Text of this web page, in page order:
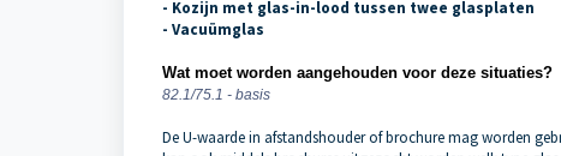
- Kozijn met glas-in-lood tussen twee glasplaten
- Vacuümglas
Wat moet worden aangehouden voor deze situaties?
82.1/75.1 - basis
De U-waarde in afstandshouder of brochure mag worden